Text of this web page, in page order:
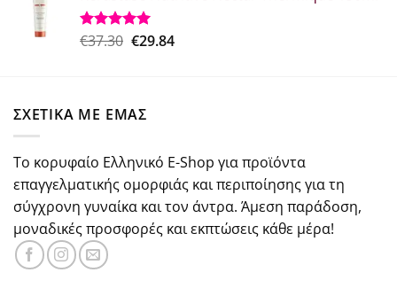
€26.50.
€18.50.
Βαθμολογήθηκε
€37.30 Original
€29.84Η
ΣΧΕΤΙΚΑ ΜΕ ΕΜΑΣ
Το κορυφαίο Ελληνικό E-Shop για προϊόντα
επαγγελματικής ομορφιάς και περιποίησης για τη
σύγχρονη γυναίκα και τον άντρα. Άμεση παράδοση,
μοναδικές προσφορές και εκπτώσεις κάθε μέρα!